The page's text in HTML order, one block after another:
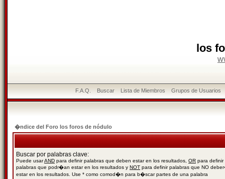
los
F.A.Q. Buscar Lista de Miembros Grupos de Usuarios
�ndice del Foro los foros de nódulo
Buscar por palabras clave:
Puede usarAND para definir palabras que deben estar en los resultados, OR para definir
palabras que podr�an estar en los resultados y NOT para definir palabras que NO
estar en los resultados. Use * como comod�n para b�scar partes de una palabra